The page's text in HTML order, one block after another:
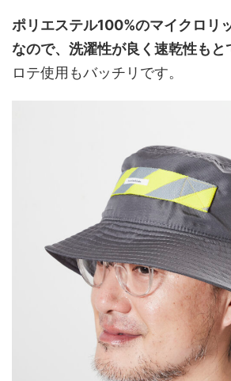
ポリエステル100%のマイクロリ
なので、洗濯性が良く速乾性もと
ロテ使用もバッチリです。